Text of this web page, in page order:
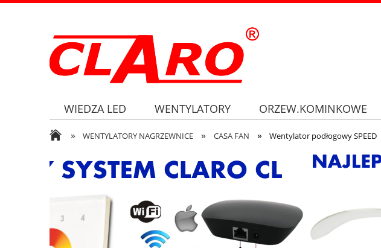
WIEDZA LED WENTYLATORY ORZEW.KOMINKOWE
» WENTYLATORY NAGRZEWNICE » CASA FAN » Wentylator podłogowy SPEED